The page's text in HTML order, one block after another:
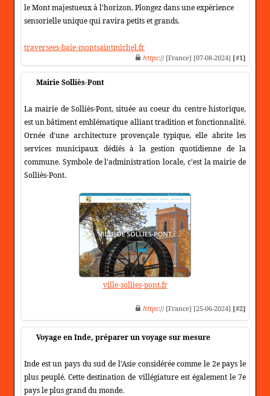
le Mont majestueux à l'horizon. Plongez dans une expérience
sensorielle unique qui ravira petits et grands.
traversees-baie-montsaintmichel.fr
https:// [France] [07-08-2024] [#1]
Mairie Solliès-Pont
La mairie de Solliès-Pont, située au coeur du centre historique,
est un bâtiment emblématique alliant tradition et fonctionnalité.
Ornée d'une architecture provençale typique, elle abrite les
services municipaux dédiés à la gestion quotidienne de la
commune. Symbole de l'administration locale, c'est la mairie de
Solliès-Pont.
ville-sollies-pont.fr
https:// [France] [25-06-2024] [#2]
Voyage en Inde, préparer un voyage sur mesure
Inde est un pays du sud de l'Asie considérée comme le 2e pays le
plus peuplé. Cette destination de villégiature est également le 7e
pays le plus grand du monde.